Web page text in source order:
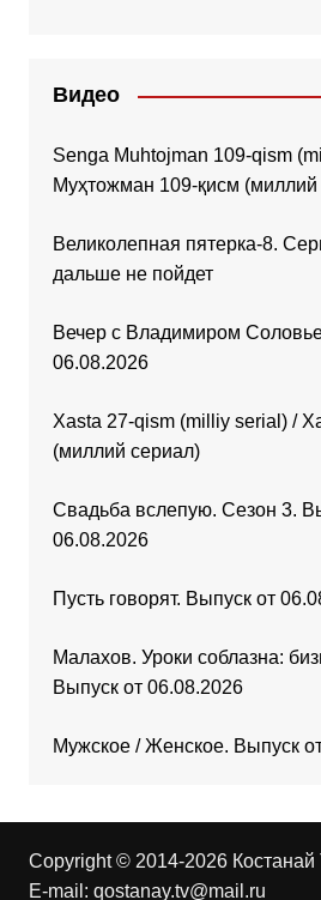
Видео
Senga Muhtojman 109-qism
Муҳтожман 109-қисм (миллий
Великолепная пятерка-8.
дальше не пойдет
Вечер с Владимиром
06.08.2026
Xasta 27-qism (milliy serial) /
(миллий сериал)
Свадьба вслепую. Сезон 3.
06.08.2026
Пусть говорят. Выпуск от
Малахов. Уроки соблазна:
Выпуск от 06.08.2026
Мужское / Женское. Выпуск
Copyright © 2014-2026 Костанай
E-mail: qostanay.tv@mail.ru